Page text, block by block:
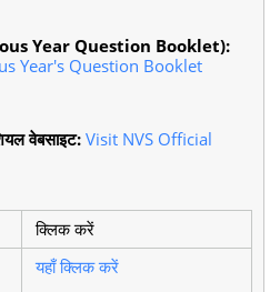
Year Question Booklet):
Year's Question Booklet
वेबसाइट: Visit NVS Official
क्लिक करें
यहाँ क्लिक करें